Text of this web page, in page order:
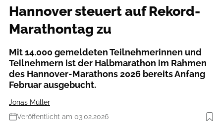
Hannover steuert auf Rekord-
Marathontag zu
Mit 14.000 gemeldeten Teilnehmerinnen und
Teilnehmern ist der Halbmarathon im Rahmen
des Hannover-Marathons 2026 bereits Anfang
Februar ausgebucht.
Jonas Müller
Veröffentlicht am 03.02.2026
Foto: Norbert Wilhelmi